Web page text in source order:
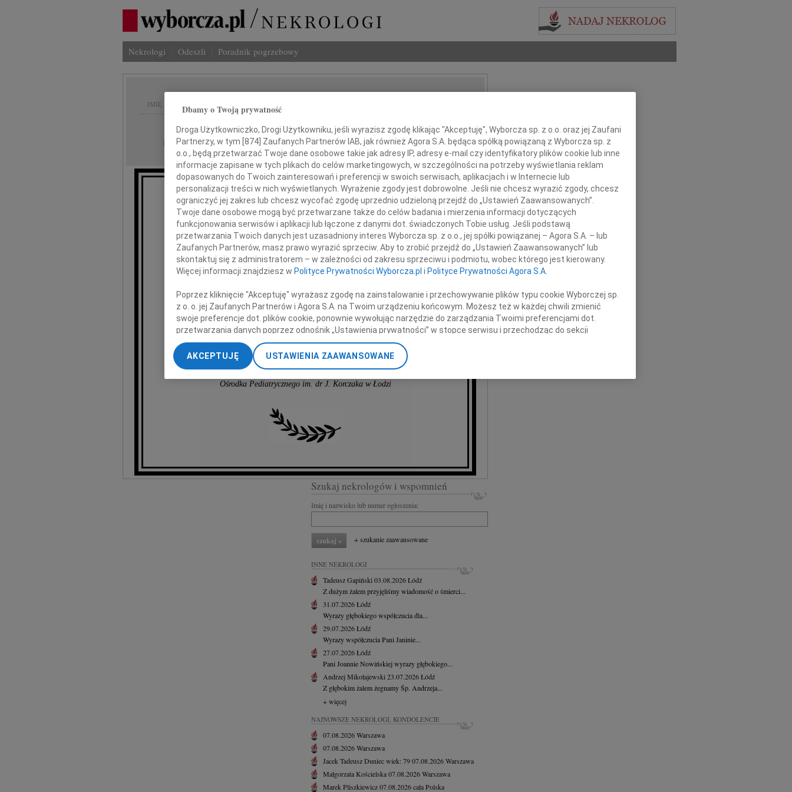
Nekrologi Odeszli Poradnik pogrzebowy
IMIĘ I NAZWISKO:
REGION: Łódź
DATA EMISJI: 28.12.2022
dr. n. med. Krzysztofowi Trzcińskiemu
Kierownikowi Oddziału Otolaryngologii
Dziecięcej Ośrodka Pediatrycznego im. dr J. Korczaka w Łodzi
wyrazy głębokiego współczucia z powodu śmierci
Mamy
składa
Zespół Oddziału Otolaryngologii Dziecięcej i Bloku Operacyjnego
Ośrodka Pediatrycznego im. dr J. Korczaka w Łodzi
Szukaj nekrologów i wspomnień
Imię i nazwisko lub numer ogłoszenia:
+ szukanie zaawansowane
INNE NEKROLOGI
Tadeusz Gapiński 03.08.2026Łódź
Z dużym żalem przyjęliśmy wiadomość o śmierci...
31.07.2026Łódź
Wyrazy głębokiego współczucia dla...
29.07.2026Łódź
Wyrazy współczucia Pani Janinie...
27.07.2026Łódź
Pani Joannie Nowińskiej wyrazy głębokiego...
Andrzej Mikołajewski 23.07.2026Łódź
Z głębokim żalem żegnamy Śp. Andrzeja...
+ więcej
NAJNOWSZE NEKROLOGI, KONDOLENCJE
07.08.2026Warszawa
07.08.2026Warszawa
Jacek Tadeusz Duniecwiek: 7907.08.2026Warszawa
Małgorzata Kościelska07.08.2026Warszawa
Marek Pliszkiewicz07.08.2026cała Polska
Dbamy o Twoją prywatność
Droga Użytkowniczko, Drogi Użytkowniku, jeśli wyrazisz zgodę klikając "Akceptuję", Wyborcza sp. z o.o. oraz jej Zaufani
Partnerzy, w tym [ 874 ] Zaufanych Partnerów IAB, jak również Agora S.A. będąca spółką powiązaną z Wyborcza sp. z
o.o., będą przetwarzać Twoje dane osobowe takie jak adresy IP, adresy e-mail czy identyfikatory plików cookie lub inne
informacje zapisane w tych plikach do celów marketingowych, w szczególności na potrzeby wyświetlania reklam
dopasowanych do Twoich zainteresowań i preferencji w swoich serwisach, aplikacjach i w Internecie lub
personalizacji treści w nich wyświetlanych. Wyrażenie zgody jest dobrowolne. Jeśli nie chcesz wyrazić zgody, chcesz
ograniczyć jej zakres lub chcesz wycofać zgodę uprzednio udzieloną przejdź do „Ustawień Zaawansowanych”.
Twoje dane osobowe mogą być przetwarzane także do celów badania i mierzenia informacji dotyczących
funkcjonowania serwisów i aplikacji lub łączone z danymi dot. świadczonych Tobie usług. Jeśli podstawą
przetwarzania Twoich danych jest uzasadniony interes Wyborcza sp. z o.o., jej spółki powiązanej – Agora S.A. – lub
Zaufanych Partnerów, masz prawo wyrazić sprzeciw. Aby to zrobić przejdź do „Ustawień Zaawansowanych” lub
skontaktuj się z administratorem – w zależności od zakresu sprzeciwu i podmiotu, wobec którego jest kierowany.
Więcej informacji znajdziesz w Polityce Prywatności Wyborcza.pl i Polityce Prywatności Agora S.A.
Poprzez kliknięcie "Akceptuję" wyrażasz zgodę na zainstalowanie i przechowywanie plików typu cookie Wyborczej sp.
z o. o. jej Zaufanych Partnerów i Agora S.A. na Twoim urządzeniu końcowym. Możesz też w każdej chwili zmienić
swoje preferencje dot. plików cookie, ponownie wywołując narzędzie do zarządzania Twoimi preferencjami dot.
przetwarzania danych poprzez odnośnik „Ustawienia prywatności” w stopce serwisu i przechodząc do sekcji
„Ustawienia zaawansowane”. Zmiana ustawień plików cookie możliwa jest także za pomocą ustawień przeglądarki.
My, nasi Zaufani Partnerzy i Agora S.A. możemy przetwarzać dane osobowe w następujących celach:
dokładnych danych geolokalizacyjnych. Aktywne skanowanie charakterystyki urządzenia do celów identyfikacji.
Przechowywanie informacji na urządzeniu lub dostęp do nich. Spersonalizowane reklamy i treści, pomiar reklam i
USTAWIENIA ZAAWANSOWANE
AKCEPTUJĘ